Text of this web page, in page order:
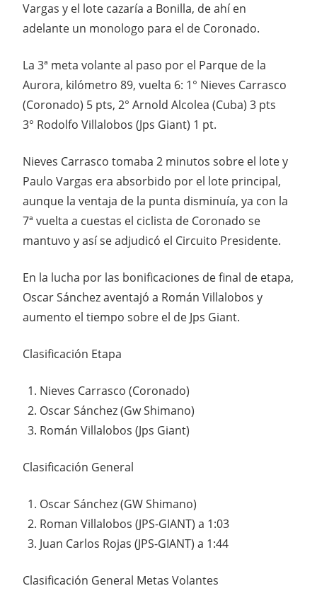
Vargas y el lote cazaría a Bonilla, de ahí en
adelante un monologo para el de Coronado.
La 3ª meta volante al paso por el Parque de la
Aurora, kilómetro 89, vuelta 6: 1° Nieves Carrasco
(Coronado) 5 pts, 2° Arnold Alcolea (Cuba) 3 pts
3° Rodolfo Villalobos (Jps Giant) 1 pt.
Nieves Carrasco tomaba 2 minutos sobre el lote y
Paulo Vargas era absorbido por el lote principal,
aunque la ventaja de la punta disminuía, ya con la
7ª vuelta a cuestas el ciclista de Coronado se
mantuvo y así se adjudicó el Circuito Presidente.
En la lucha por las bonificaciones de final de etapa,
Oscar Sánchez aventajó a Román Villalobos y
aumento el tiempo sobre el de Jps Giant.
Clasificación Etapa
Nieves Carrasco (Coronado)
Oscar Sánchez (Gw Shimano)
Román Villalobos (Jps Giant)
Clasificación General
Oscar Sánchez (GW Shimano)
Roman Villalobos (JPS-GIANT) a 1:03
Juan Carlos Rojas (JPS-GIANT) a 1:44
Clasificación General Metas Volantes